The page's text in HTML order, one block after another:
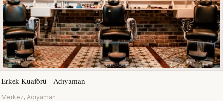
Erkek Kuaförü - Adıyaman
Merkez, Adıyaman